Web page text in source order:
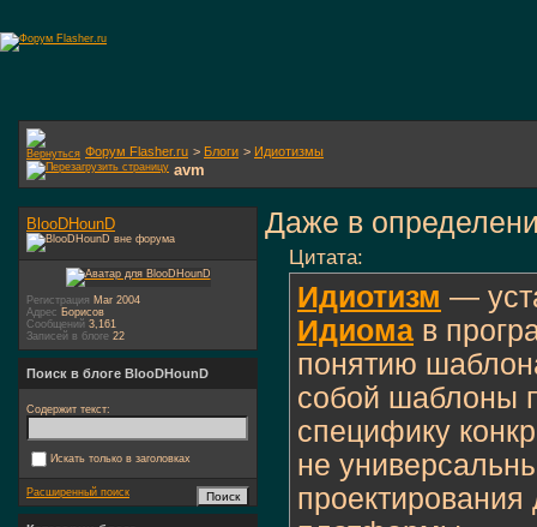
Форум Flasher.ru > Блоги > Идиотизмы
avm
Даже в
Цитата:
Идиотизм —
Идиома в
понятию
собой шаблоны
специфику
не
BlooDHounD
Регистрация Mar 2004
Адрес Борисов
Сообщений 3,161
Записей в блоге 22
Поиск в блоге BlooDHounD
Содержит текст:
Искать только в заголовках
Расширенный поиск